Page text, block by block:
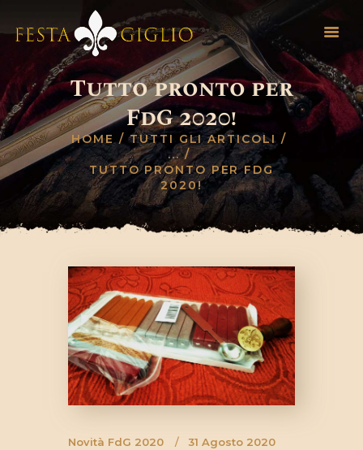
Tutto pronto per
FdG 2020!
HOME
TUTTI GLI ARTICOLI
...
TUTTO PRONTO PER FDG
2020!
HOME
INFO EVENTO
REGOLAMENTO
NOVITÀ
INVIA SCHEDA
CONTATTI
Novità FdG 2020 31 Agosto 2020